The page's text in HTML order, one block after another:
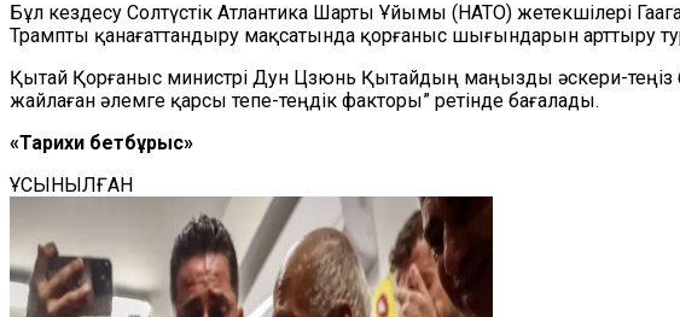
Бұл кездесу Солтүстік Атлантика Шарты Ұйымы (НАТО) жетекшілері
Трампты қанағаттандыру мақсатында қорғаныс шығындарын арттыру
Қытай Қорғаныс министрі Дун Цзюнь Қытайдың маңызды әскери-теңіз
жайлаған әлемге қарсы тепе-теңдік факторы” ретінде бағалады.
«Тарихи бетбұрыс»
ҰСЫНЫЛҒАН